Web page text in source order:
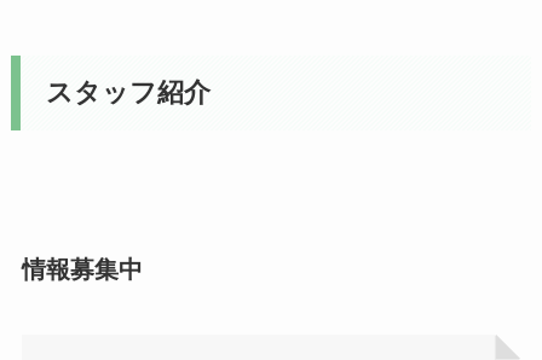
スタッフ紹介
情報募集中